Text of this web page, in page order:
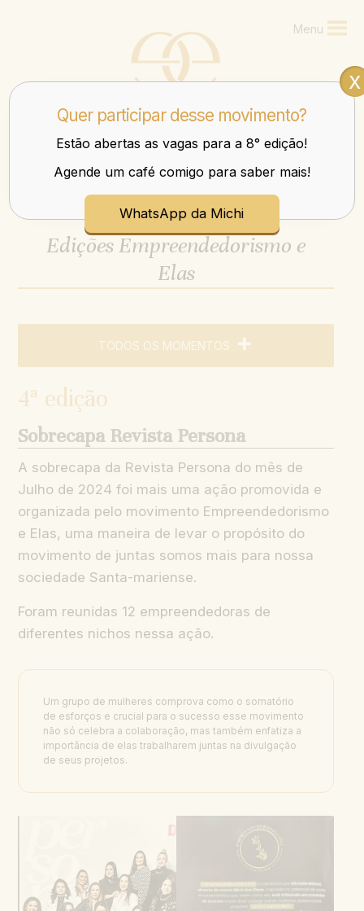
Mulheres que transbordam nos negócios e na vida.
Menu
Edições Empreendedorismo e
Elas
TODOS OS MOMENTOS
4ª edição
Sobrecapa Revista Persona
A sobrecapa da Revista Persona do mês de
Julho de 2024 foi mais uma ação promovida e
organizada pelo movimento Empreendedorismo
e Elas, uma maneira de levar o propósito do
movimento de juntas somos mais para nossa
sociedade Santa-mariense.
Foram reunidas 12 empreendedoras de
diferentes nichos nessa ação.
Um grupo de mulheres comprova como o somatório
de esforços e crucial para o sucesso esse movimento
não só celebra a colaboração, mas também enfatiza a
importância de elas trabalharem juntas na divulgação
de seus projetos.
Quer participar desse movimento?
Estão abertas as vagas para a 8° edição!
Agende um café comigo para saber mais!
WhatsApp da Michi
x